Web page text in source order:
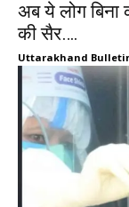
अब ये लोग बिना
की सैर….
Uttarakhand